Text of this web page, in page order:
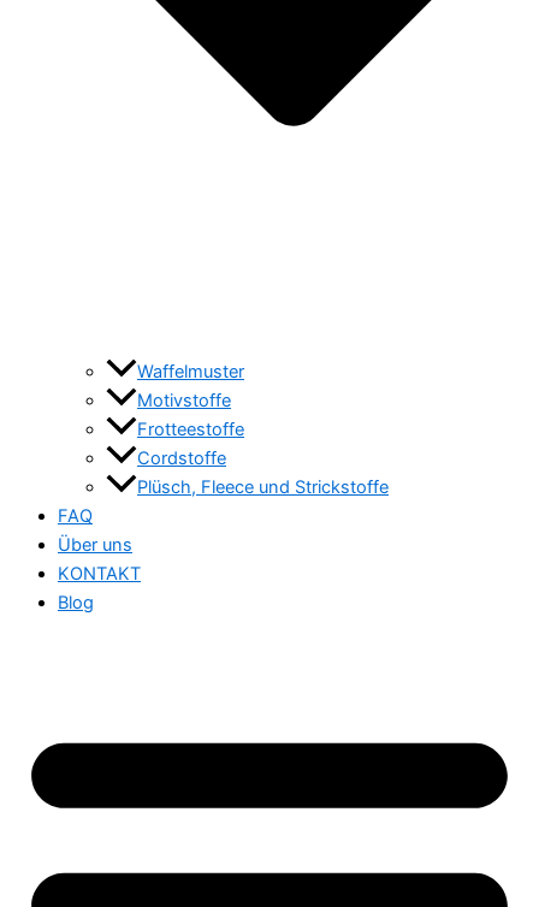
Waffelmuster
Motivstoffe
Frotteestoffe
Cordstoffe
Plüsch, Fleece und Strickstoffe
FAQ
Über uns
KONTAKT
Blog